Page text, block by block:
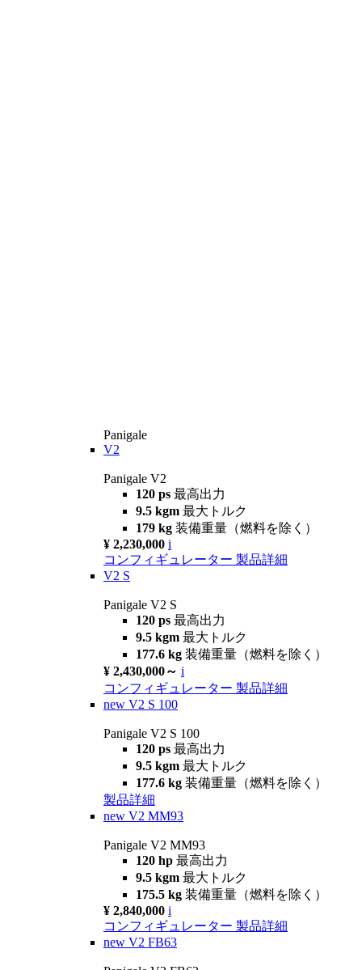
Panigale
V2
Panigale V2
120 ps 最高出力
9.5 kgm 最大トルク
179 kg 装備重量（燃料を除く）
¥ 2,230,000 i
コンフィギュレーター 製品詳細
V2 S
Panigale V2 S
120 ps 最高出力
9.5 kgm 最大トルク
177.6 kg 装備重量（燃料を除く）
¥ 2,430,000～ i
コンフィギュレーター 製品詳細
new V2 S 100
Panigale V2 S 100
120 ps 最高出力
9.5 kgm 最大トルク
177.6 kg 装備重量（燃料を除く）
製品詳細
new V2 MM93
Panigale V2 MM93
120 hp 最高出力
9.5 kgm 最大トルク
175.5 kg 装備重量（燃料を除く）
¥ 2,840,000 i
コンフィギュレーター 製品詳細
new V2 FB63